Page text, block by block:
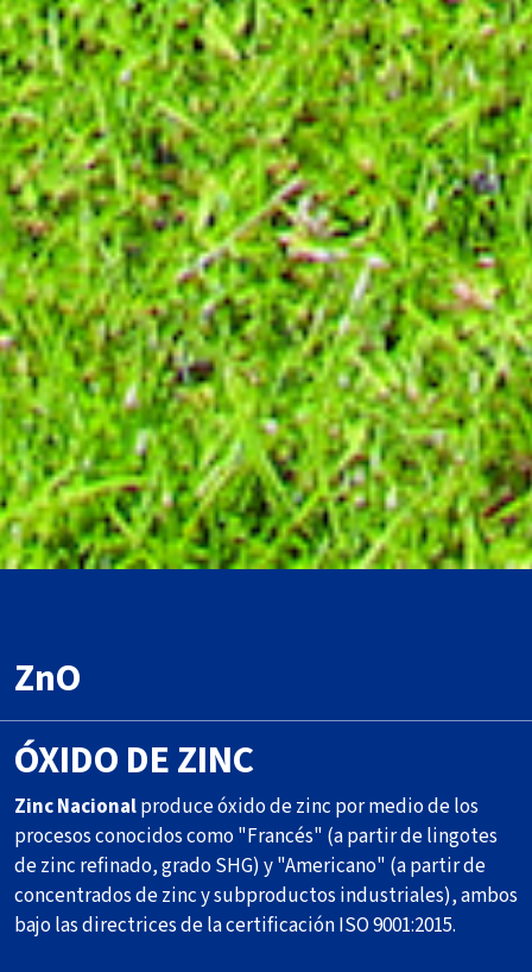
ZnO
ÓXIDO DE ZINC
Zinc Nacionalproduce óxido de zinc por medio de los
procesos conocidos como "Francés" (a partir de lingotes
de zinc refinado, grado SHG) y "Americano" (a partir de
concentrados de zinc y subproductos industriales), ambos
bajo las directrices de la certificación ISO 9001:2015.